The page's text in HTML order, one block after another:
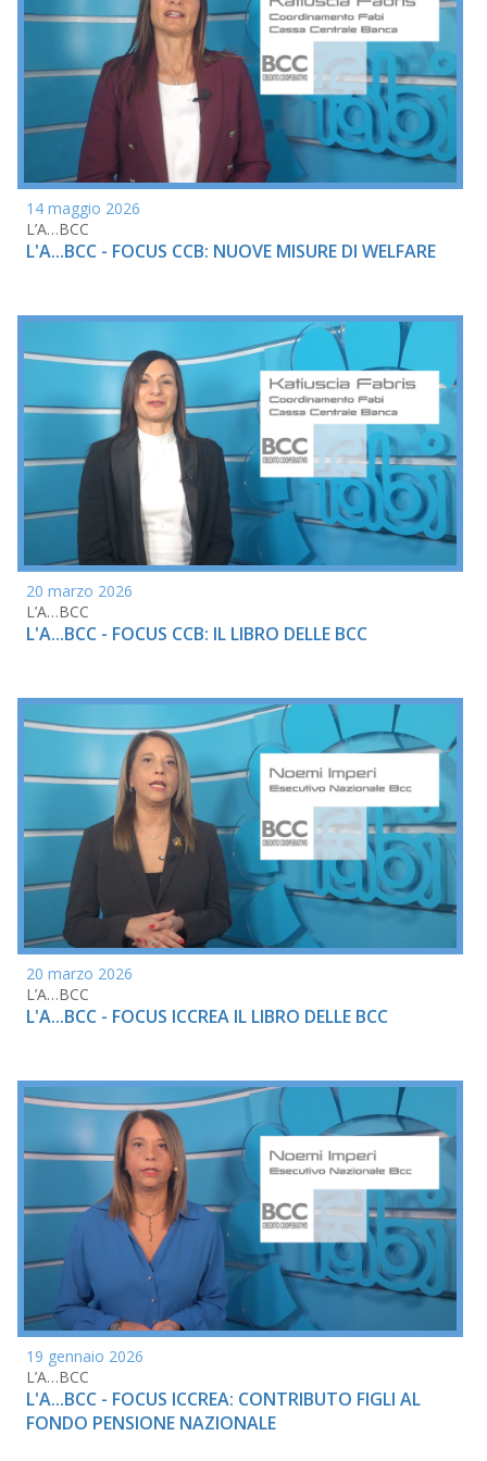
14 maggio 2026
L’A…BCC
L'A...BCC - FOCUS CCB: NUOVE MISURE DI WELFARE
20 marzo 2026
L’A…BCC
L'A...BCC - FOCUS CCB: IL LIBRO DELLE BCC
20 marzo 2026
L’A…BCC
L'A...BCC - FOCUS ICCREA IL LIBRO DELLE BCC
19 gennaio 2026
L’A…BCC
L'A...BCC - FOCUS ICCREA: CONTRIBUTO FIGLI AL
FONDO PENSIONE NAZIONALE